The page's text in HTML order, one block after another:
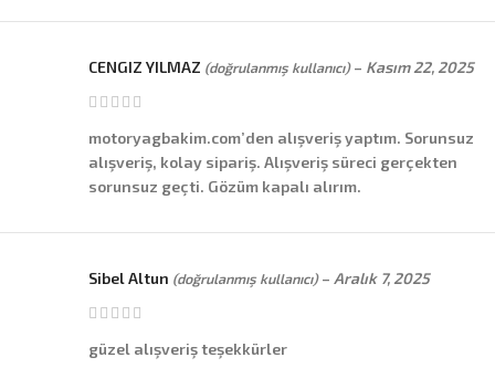
CENGIZ YILMAZ (doğrulanmış kullanıcı) – Kasım 22, 2025
motoryagbakim.com’den alışveriş yaptım. Sorunsuz
alışveriş, kolay sipariş. Alışveriş süreci gerçekten
sorunsuz geçti. Gözüm kapalı alırım.
Sibel Altun (doğrulanmış kullanıcı) – Aralık 7, 2025
güzel alışveriş teşekkürler